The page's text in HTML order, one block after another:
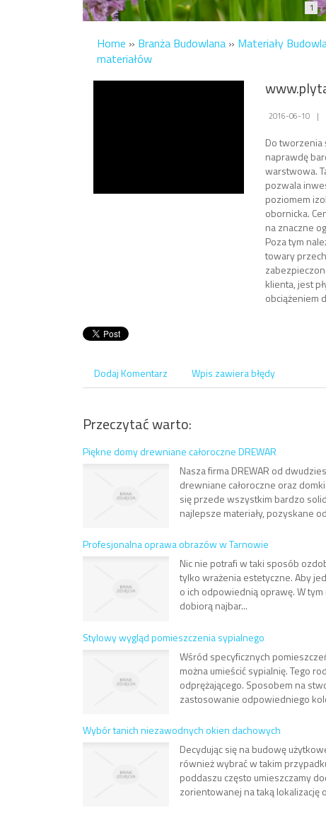
1
Home » Branża Budowlana » Materiały
materiałów
2016-06-10 |
Do tworzenia
naprawdę
warstwowa.
pozwala
poziomem
obornicka.
na znaczne
Poza tym
towary
klienta, jest
obciążeniem
Dodaj Komentarz Wpis zawiera błędy
Przeczytać warto:
Piękne domy drewniane całoroczne DREWAR
Nasza firma DREWAR od
drewniane całoroczne oraz
się przede wszystkim bardzo
najlepsze materiały, pozyskane
Profesjonalna oprawa obrazów w Tarnowie
Nic nie potrafi w taki sposób
tylko wrażenia estetyczne. Aby
o ich odpowiednią oprawę. W
dobiorą najbar...
Stylowy wygląd pomieszczenia sypialnego
Wśród specyficznych
można umieścić sypialnię. Tego
odprężającego. Sposobem na
zastosowanie odpowiedniego
Wybór tanich niezawodnych okien dachowych
Decydując się na budowę
również wybrać w takim
poddaszu często umieszczamy
zorientowanej na taką lokalizację